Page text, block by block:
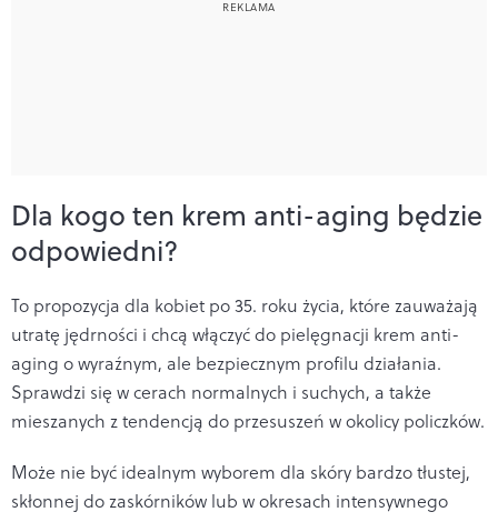
Dla kogo ten krem anti-aging będzie
odpowiedni?
To propozycja dla kobiet po 35. roku życia, które zauważają
utratę jędrności i chcą włączyć do pielęgnacji krem anti-
aging o wyraźnym, ale bezpiecznym profilu działania.
Sprawdzi się w cerach normalnych i suchych, a także
mieszanych z tendencją do przesuszeń w okolicy policzków.
Może nie być idealnym wyborem dla skóry bardzo tłustej,
skłonnej do zaskórników lub w okresach intensywnego